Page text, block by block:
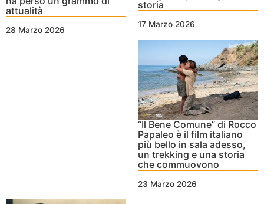
attualità
28 Marzo 2026
storia
17 Marzo 2026
“Il Bene Comune” di Rocco
Papaleo è il film italiano
più bello in sala adesso,
un trekking e una storia
che commuovono
23 Marzo 2026